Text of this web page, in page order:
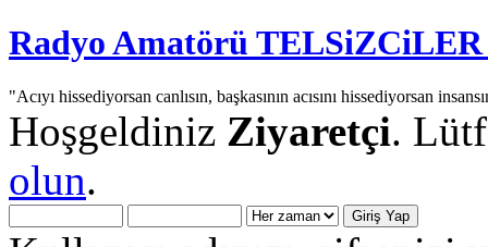
Radyo Amatörü
"Acıyı hissediyorsan canlısın, başkasının acısını hissediyorsan
Hoşgeldiniz Ziyaretçi.
olun.